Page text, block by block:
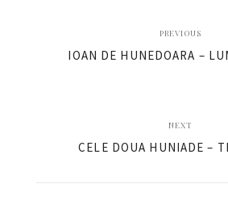
PREVIOUS
IOAN DE HUNEDOARA –
NEXT
CELE DOUA HUNIADE –